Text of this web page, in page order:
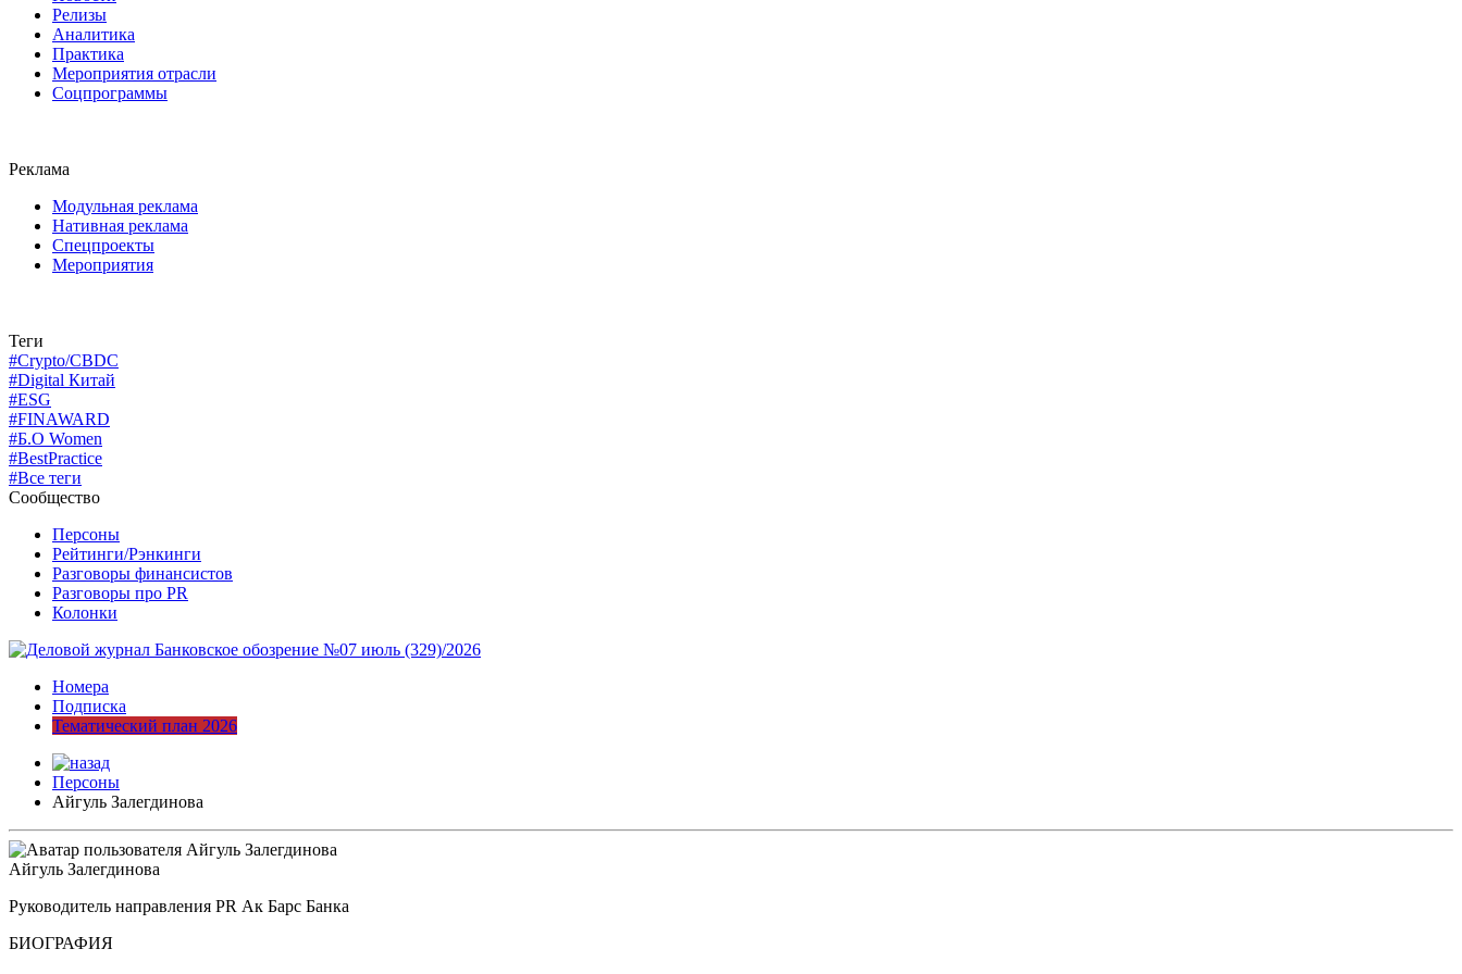
Релизы
Аналитика
Практика
Мероприятия отрасли
Соцпрограммы
Реклама
Модульная реклама
Нативная реклама
Спецпроекты
Мероприятия
Теги
#Crypto/CBDC
#Digital Китай
#ESG
#FINAWARD
#Б.О Women
#BestPractice
#Все теги
Сообщество
Персоны
Рейтинги/Рэнкинги
Разговоры финансистов
Разговоры про PR
Колонки
Номера
Подписка
Тематический план 2026
Персоны
Айгуль Залегдинова
Айгуль Залегдинова
Руководитель направления PR Ак Барс Банка
БИОГРАФИЯ